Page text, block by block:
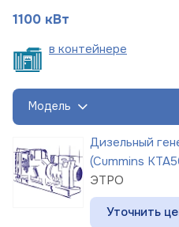
1100 кВт
в контейнере
Модель
Дизельный
(Cummins
ЭТРО
Уточнить